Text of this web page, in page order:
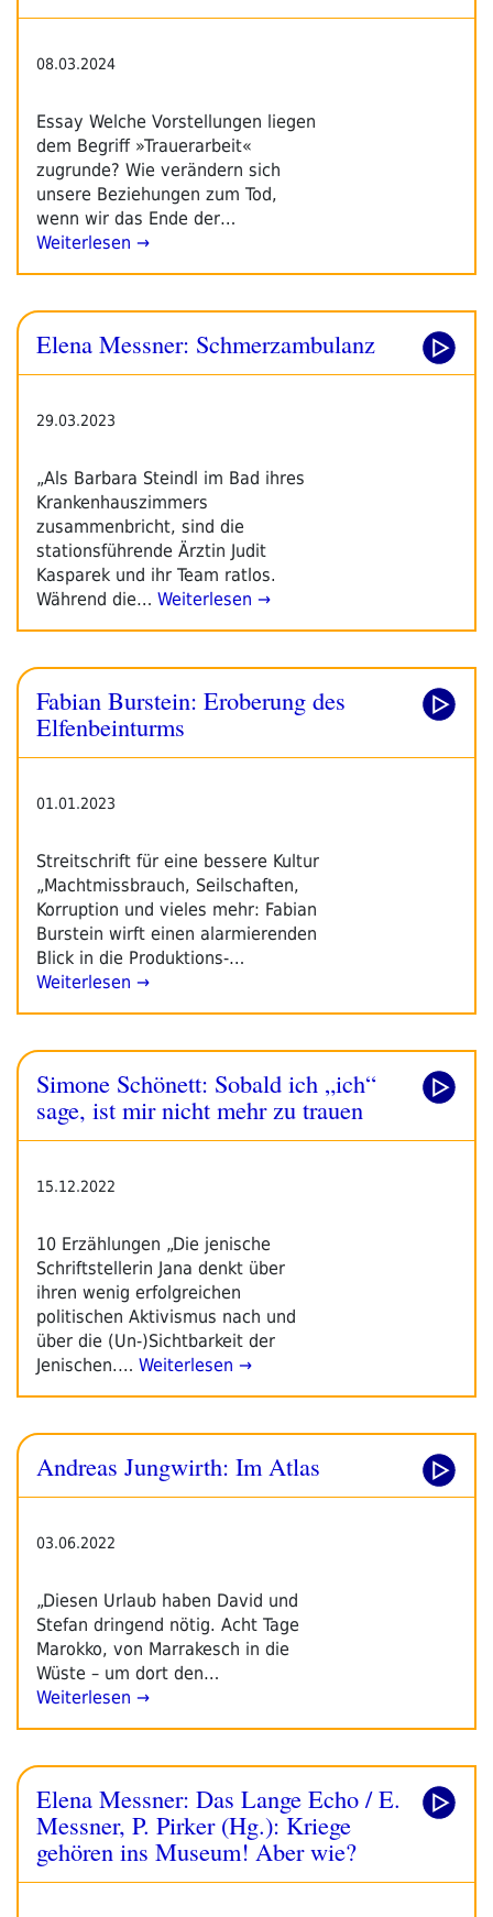
08.03.2024
Essay Welche Vorstellungen liegen
dem Begriff »Trauerarbeit«
zugrunde? Wie verändern sich
unsere Beziehungen zum Tod,
wenn wir das Ende der…
Weiterlesen →
Elena Messner: Schmerzambulanz
29.03.2023
„Als Barbara Steindl im Bad ihres
Krankenhauszimmers
zusammenbricht, sind die
stationsführende Ärztin Judit
Kasparek und ihr Team ratlos.
Während die… Weiterlesen →
Fabian Burstein: Eroberung des
Elfenbeinturms
01.01.2023
Streitschrift für eine bessere Kultur
„Machtmissbrauch, Seilschaften,
Korruption und vieles mehr: Fabian
Burstein wirft einen alarmierenden
Blick in die Produktions-…
Weiterlesen →
Simone Schönett: Sobald ich „ich“
sage, ist mir nicht mehr zu trauen
15.12.2022
10 Erzählungen „Die jenische
Schriftstellerin Jana denkt über
ihren wenig erfolgreichen
politischen Aktivismus nach und
über die (Un-)Sichtbarkeit der
Jenischen.… Weiterlesen →
Andreas Jungwirth: Im Atlas
03.06.2022
„Diesen Urlaub haben David und
Stefan dringend nötig. Acht Tage
Marokko, von Marrakesch in die
Wüste – um dort den…
Weiterlesen →
Elena Messner: Das Lange Echo / E.
Messner, P. Pirker (Hg.): Kriege
gehören ins Museum! Aber wie?